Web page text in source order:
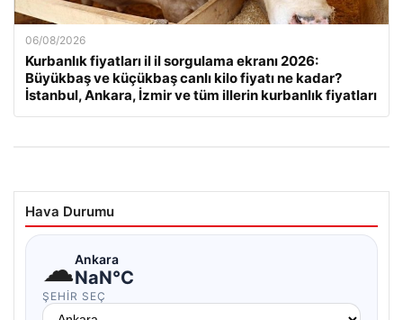
06/08/2026
Kurbanlık fiyatları il il sorgulama ekranı 2026:
Büyükbaş ve küçükbaş canlı kilo fiyatı ne kadar?
İstanbul, Ankara, İzmir ve tüm illerin kurbanlık fiyatları
Hava Durumu
☁Ankara
NaN°C
ŞEHIR SEÇ